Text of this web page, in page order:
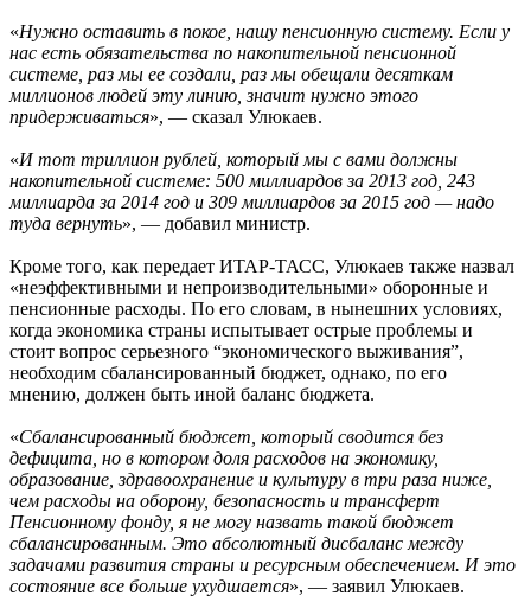
«Нужно оставить в покое, нашу пенсионную систему. Если у
нас есть обязательства по накопительной пенсионной
системе, раз мы ее создали, раз мы обещали десяткам
миллионов людей эту линию, значит нужно этого
придерживаться», — сказал Улюкаев.
«И тот триллион рублей, который мы с вами должны
накопительной системе: 500 миллиардов за 2013 год, 243
миллиарда за 2014 год и 309 миллиардов за 2015 год — надо
туда вернуть», — добавил министр.
Кроме того, как передает ИТАР-ТАСС, Улюкаев также назвал
«неэффективными и непроизводительными» оборонные и
пенсионные расходы. По его словам, в нынешних условиях,
когда экономика страны испытывает острые проблемы и
стоит вопрос серьезного “экономического выживания”,
необходим сбалансированный бюджет, однако, по его
мнению, должен быть иной баланс бюджета.
«Сбалансированный бюджет, который сводится без
дефицита, но в котором доля расходов на экономику,
образование, здравоохранение и культуру в три раза ниже,
чем расходы на оборону, безопасность и трансферт
Пенсионному фонду, я не могу назвать такой бюджет
сбалансированным. Это абсолютный дисбаланс между
задачами развития страны и ресурсным обеспечением. И это
состояние все больше ухудшается», — заявил Улюкаев.